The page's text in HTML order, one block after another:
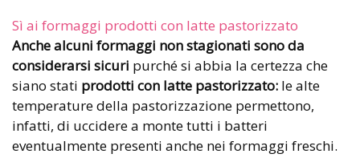
Sì ai formaggi prodotti con latte pastorizzato
Anche alcuni formaggi non stagionati sono da
considerarsi sicuri purché si abbia la certezza che
siano stati prodotti con latte pastorizzato: le alte
temperature della pastorizzazione permettono,
infatti, di uccidere a monte tutti i batteri
eventualmente presenti anche nei formaggi freschi.